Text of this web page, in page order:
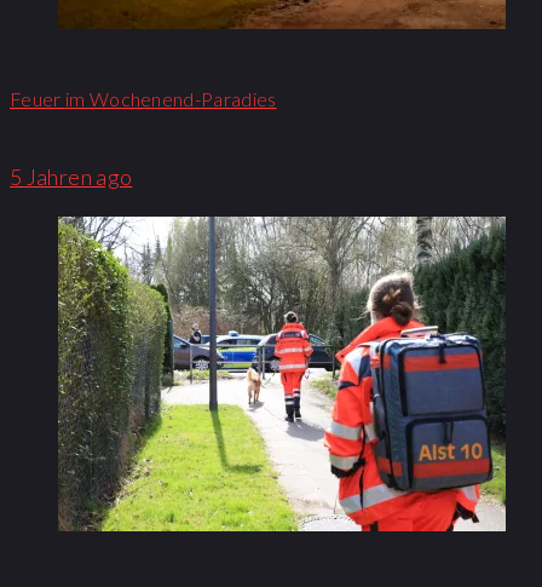
Feuer im Wochenend-Paradies
5 Jahren ago